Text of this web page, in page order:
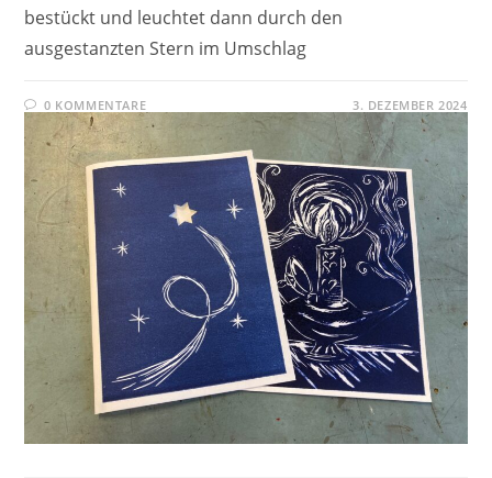
bestückt und leuchtet dann durch den
ausgestanzten Stern im Umschlag
0 KOMMENTARE 3. DEZEMBER 2024